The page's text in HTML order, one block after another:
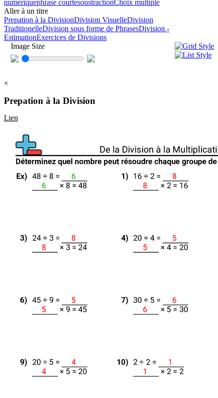
numériquephrase courtesoustractionChoix multiple
Aller à un titre
Prepation à la DivisionDivision VisuelleDivision
TraditionelleDivision sous forme de PhrasesDivision -
EstimationExercices de Divisions
Image Size
×
Prepation à la Division
Lien